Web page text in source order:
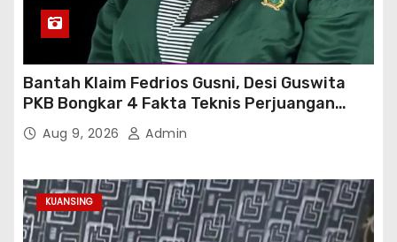
Bantah Klaim Fedrios Gusni, Desi Guswita
PKB Bongkar 4 Fakta Teknis Perjuangan
Jalan Simpang Sambung
Aug 9, 2026 Admin
KUANSING